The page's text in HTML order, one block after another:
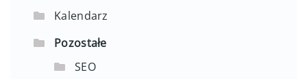
Kalendarz
Pozostałe
SEO